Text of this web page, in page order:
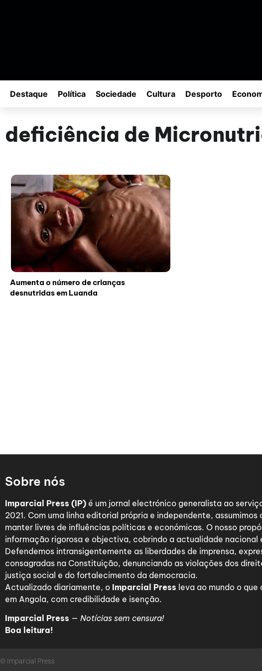
Destaque Política Sociedade Cultura Desporto
deficiência de
Aumenta o número de crianças
desnutridas em Luanda
Sobre nós
Imparcial Press (IP) é um jornal electrónico generalista ao
2021. Com uma linha editorial própria e independente, assumimos
manter livres de influências políticas e económicas. O nosso
informação rigorosa e objectiva, cobrindo a actualidade nacional
Defendemos intransigentemente as liberdades de imprensa,
consagradas na Constituição, denunciando as violações dos
justiça social e do fortalecimento da democracia.
Actualizado diariamente, o Imparcial Press leva ao mundo o
em Angola, com credibilidade e isenção.
Imparcial Press — Notícias sem censura!
Boa leitura!
© Imparcial Press